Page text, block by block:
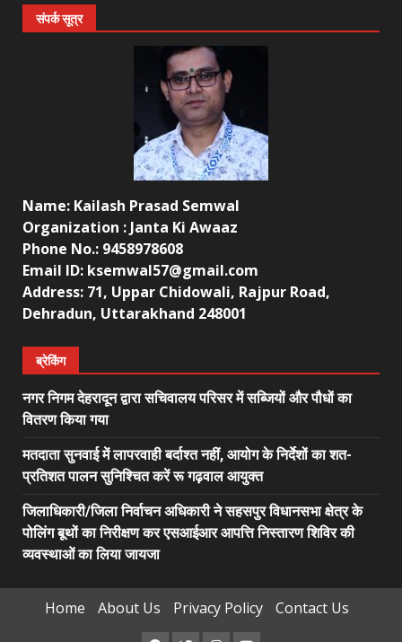
संपर्क सूत्र
Name: Kailash Prasad Semwal
Organization : Janta Ki Awaaz
Phone No.: 9458978608
Email ID: ksemwal57@gmail.com
Address: 71, Uppar Chidowali, Rajpur Road,
Dehradun, Uttarakhand 248001
ब्रेकिंग
नगर निगम देहरादून द्वारा सचिवालय परिसर में सब्जियों और पौधों का
वितरण किया गया
मतदाता सुनवाई में लापरवाही बर्दाश्त नहीं, आयोग के निर्देशों का शत-
प्रतिशत पालन सुनिश्चित करें रू गढ़वाल आयुक्त
जिलाधिकारी/जिला निर्वाचन अधिकारी ने सहसपुर विधानसभा क्षेत्र के
पोलिंग बूथों का निरीक्षण कर एसआईआर आपत्ति निस्तारण शिविर की
व्यवस्थाओं का लिया जायजा
Home About Us Privacy Policy Contact Us